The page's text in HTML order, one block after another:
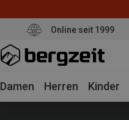
Online seit 1999
Damen Herren Kinder